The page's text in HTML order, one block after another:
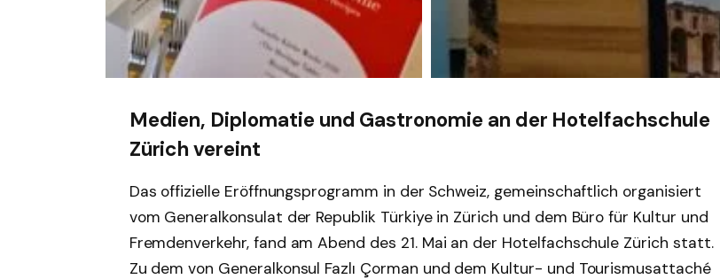
Medien, Diplomatie und Gastronomie an der Hotelfachschule
Zürich vereint
Das offizielle Eröffnungsprogramm in der Schweiz, gemeinschaftlich organisiert
vom Generalkonsulat der Republik Türkiye in Zürich und dem Büro für Kultur und
Fremdenverkehr, fand am Abend des 21. Mai an der Hotelfachschule Zürich statt.
Zu dem von Generalkonsul Fazlı Çorman und dem Kultur- und Tourismusattaché